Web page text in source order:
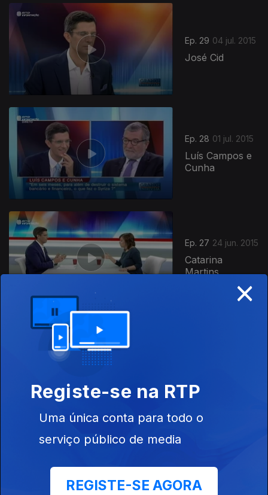
Ep. 29 04 jul. 2015
José Cid
Ep. 28 01 jul. 2015
Luís Campos e
Cunha
Ep. 27 24 jun. 2015
Catarina
Martins
199514
Eduardo
Lourenço
×
Registe-se na RTP
Uma única conta para todo o
serviço público de media
REGISTE-SE AGORA